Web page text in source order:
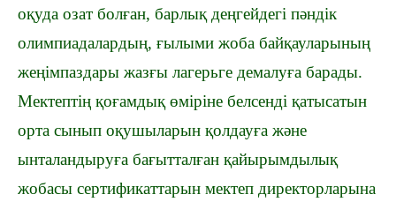
оқуда озат болған, барлық деңгейдегі пәндік
олимпиадалардың, ғылыми жоба байқауларының
жеңімпаздары жазғы лагерьге демалуға барады.
Мектептің қоғамдық өміріне белсенді қатысатын
орта сынып оқушыларын қолдауға және
ынталандыруға бағытталған қайырымдылық
жобасы сертификаттарын мектеп директорларына